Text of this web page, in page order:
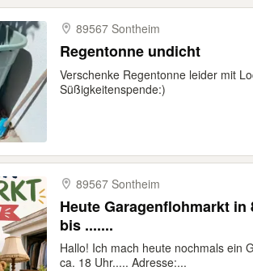
89567 Sontheim
Regentonne undicht
Verschenke Regentonne leider mit
Süßigkeitenspende:)
89567 Sontheim
Heute Garagenflohmarkt in
bis .......
Hallo! Ich mach heute nochmals ein
ca. 18 Uhr..... Adresse:...